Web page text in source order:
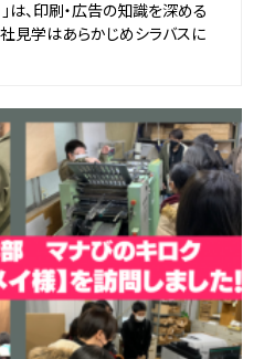
は、印刷・広告の知識を深める
見学はあらかじめシラバスに